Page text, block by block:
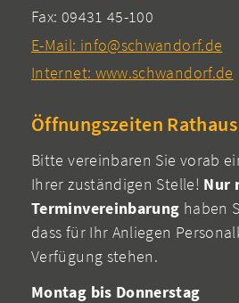
Fax: 09431 45-100
E-Mail: info@schwandorf.de
Internet: www.schwandorf.de
Öffnungszeiten Rathaus
Bitte vereinbaren Sie vorab
Ihrer zuständigen Stelle! Nur
Terminvereinbarung haben
dass für Ihr Anliegen
Verfügung stehen.
Montag bis Donnerstag